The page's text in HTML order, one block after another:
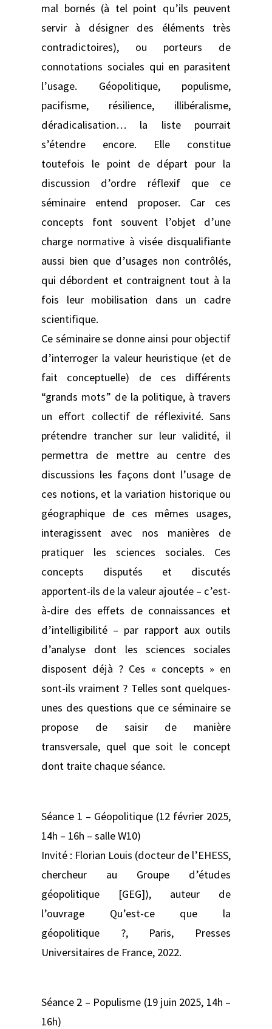
mal bornés (à tel point qu’ils peuvent
servir à désigner des éléments très
contradictoires), ou porteurs de
connotations sociales qui en parasitent
l’usage. Géopolitique, populisme,
pacifisme, résilience, illibéralisme,
déradicalisation… la liste pourrait
s’étendre encore. Elle constitue
toutefois le point de départ pour la
discussion d’ordre réflexif que ce
séminaire entend proposer. Car ces
concepts font souvent l’objet d’une
charge normative à visée disqualifiante
aussi bien que d’usages non contrôlés,
qui débordent et contraignent tout à la
fois leur mobilisation dans un cadre
scientifique.
Ce séminaire se donne ainsi pour objectif
d’interroger la valeur heuristique (et de
fait conceptuelle) de ces différents
“grands mots” de la politique, à travers
un effort collectif de réflexivité. Sans
prétendre trancher sur leur validité, il
permettra de mettre au centre des
discussions les façons dont l’usage de
ces notions, et la variation historique ou
géographique de ces mêmes usages,
interagissent avec nos manières de
pratiquer les sciences sociales. Ces
concepts disputés et discutés
apportent-ils de la valeur ajoutée – c’est-
à-dire des effets de connaissances et
d’intelligibilité – par rapport aux outils
d’analyse dont les sciences sociales
disposent déjà ? Ces « concepts » en
sont-ils vraiment ? Telles sont quelques-
unes des questions que ce séminaire se
propose de saisir de manière
transversale, quel que soit le concept
dont traite chaque séance.
Séance 1 – Géopolitique (12 février 2025,
14h – 16h – salle W10)
Invité : Florian Louis (docteur de l’EHESS,
chercheur au Groupe d’études
géopolitique [GEG]), auteur de
l’ouvrage Qu’est-ce que la
géopolitique ?, Paris, Presses
Universitaires de France, 2022.
Séance 2 – Populisme (19 juin 2025, 14h –
16h)